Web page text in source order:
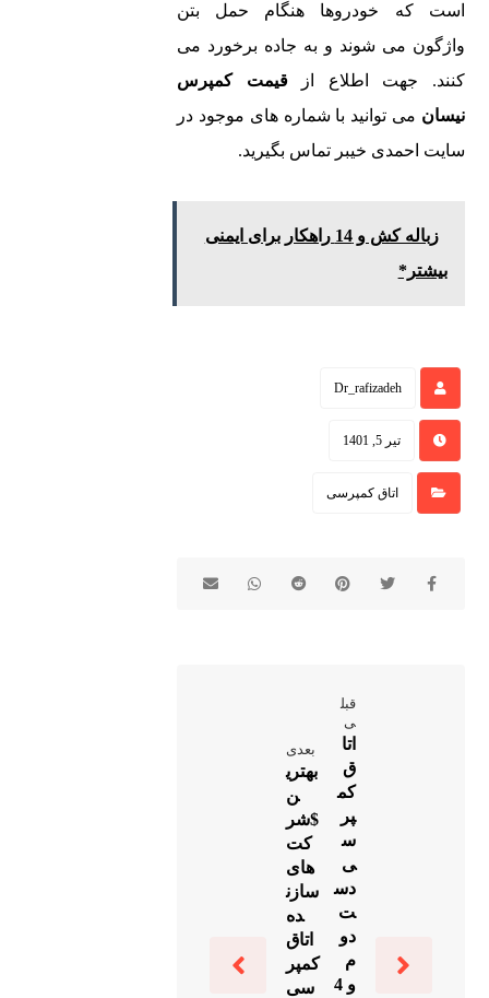
است که خودروها هنگام حمل بتن
واژگون می شوند و به جاده برخورد می
کنند. جهت اطلاع ازقیمت کمپرس
نیسان می توانید با شماره های موجود در
سایت احمدی خیبر تماس بگیرید.
زباله کش و 14 راهکار برای ایمنی
بیشتر*
Dr_rafizadeh
تیر 5, 1401
اتاق کمپرسی
قبل
ی
اتا
ق
کم
پر
س
ی
دس
ت
دو
م
و 4
بعدی
بهتری
ن
$شر
کت
های
سازن
ده
اتاق
کمپر
سی